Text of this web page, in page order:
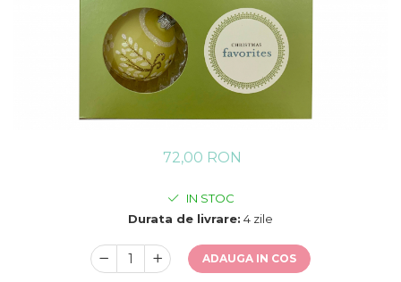
72,00 RON
IN STOC
Durata de livrare: 4 zile
ADAUGA IN COS